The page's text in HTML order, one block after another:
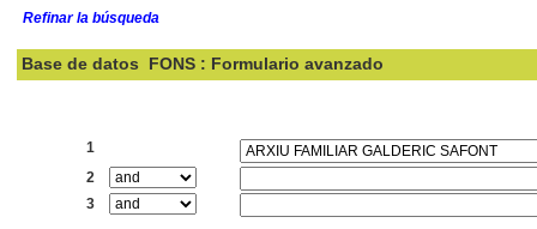
Refinar la búsqueda
Base de datos FONS : Formulario avanzado
1
2
3